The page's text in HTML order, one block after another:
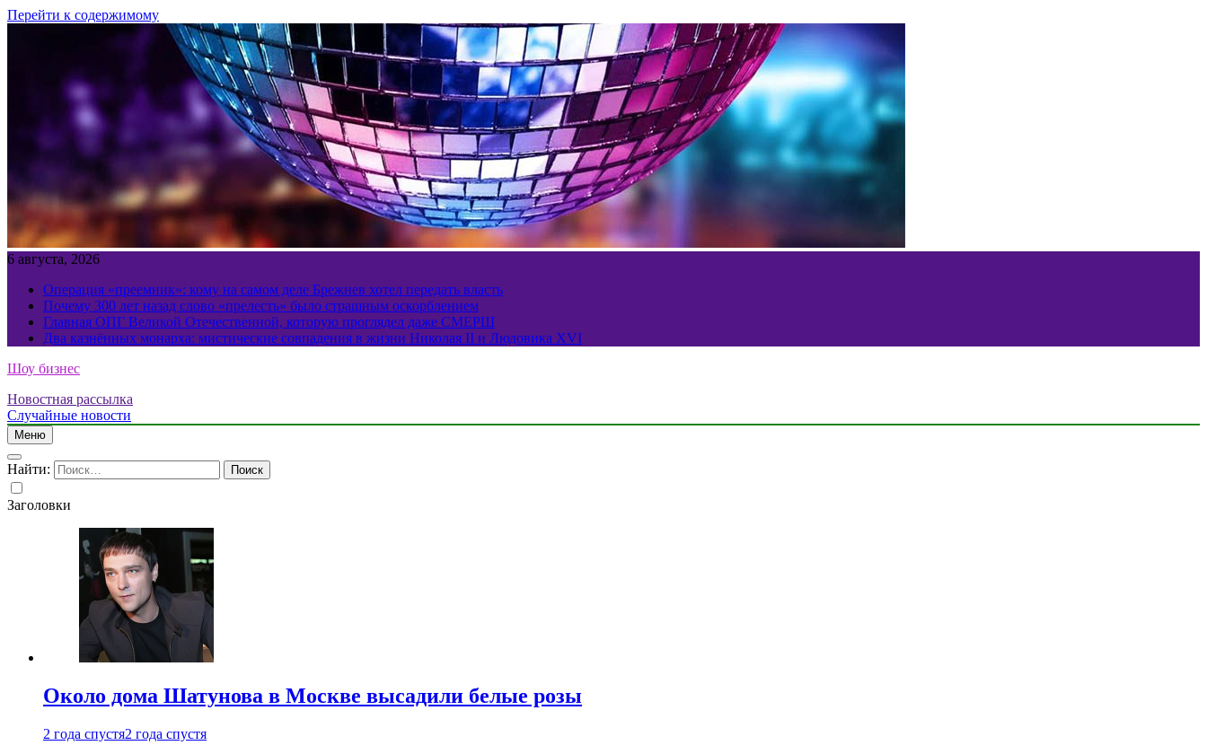
Перейти к содержимому
6 августа, 2026
Операция «преемник»: кому на самом деле Брежнев хотел передать власть
Почему 300 лет назад слово «прелесть» было страшным оскорблением
Главная ОПГ Великой Отечественной, которую проглядел даже СМЕРШ
Два казнённых монарха: мистические совпадения в жизни Николая II и Людовика XVI
Шоу бизнес
Новостная рассылка
Случайные новости
Меню
Найти:
Заголовки
Около дома Шатунова в Москве высадили белые розы
2 года спустя2 года спустя